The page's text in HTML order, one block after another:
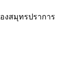
งสมุทรปราการ